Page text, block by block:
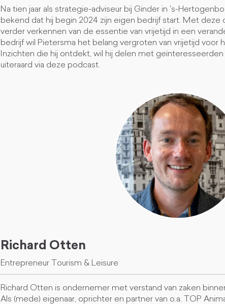
Na tien jaar als strategie-adviseur bij Ginder in 's-
bekend dat hij begin 2024 zijn eigen bedrijf start. Met deze
verder verkennen van de essentie van vrijetijd in een
bedrijf wil Pietersma het belang vergroten van vrijetijd voor
Inzichten die hij ontdekt, wil hij delen met geïnteresseerden
uiteraard via deze podcast.
Richard Otten
Entrepreneur Tourism & Leisure
Richard Otten is ondernemer met verstand van zaken
Als (mede) eigenaar, oprichter en partner van o.a. TOP